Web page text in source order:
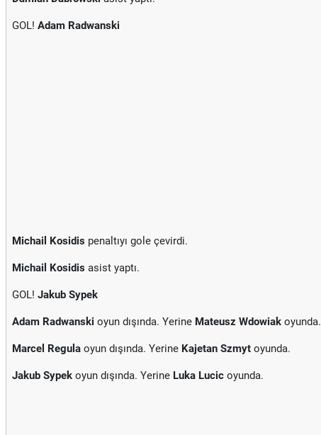
GOL! Adam Radwanski
Michail Kosidis penaltıyı gole çevirdi.
Michail Kosidis asist yaptı.
GOL! Jakub Sypek
Adam Radwanski oyun dışında. Yerine Mateusz Wdowiak oyunda.
Marcel Regula oyun dışında. Yerine Kajetan Szmyt oyunda.
Jakub Sypek oyun dışında. Yerine Luka Lucic oyunda.